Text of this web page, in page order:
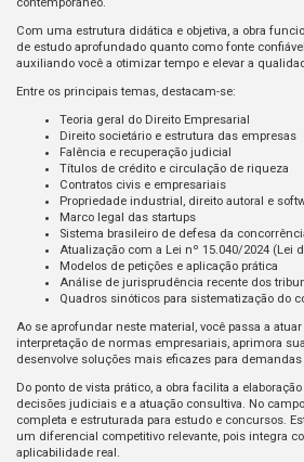
Com uma estrutura didática e objetiva, a obra
de estudo aprofundado quanto como fonte
auxiliando você a otimizar tempo e elevar a
Entre os principais temas, destacam-se:
Teoria geral do Direito Empresarial
Direito societário e estrutura das empresas
Falência e recuperação judicial
Títulos de crédito e circulação de riqueza
Contratos civis e empresariais
Propriedade industrial, direito autoral e
Marco legal das startups
Sistema brasileiro de defesa da
Atualização com a Lei nº 15.040/2024 (Lei
Modelos de petições e aplicação prática
Análise de jurisprudência recente dos
Quadros sinóticos para sistematização do
Ao se aprofundar neste material, você passa a
interpretação de normas empresariais, aprimora
desenvolve soluções mais eficazes para
Do ponto de vista prático, a obra facilita a
decisões judiciais e a atuação consultiva. No
completa e estruturada para estudo e concursos.
um diferencial competitivo relevante, pois integra
aplicabilidade real.